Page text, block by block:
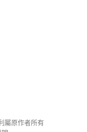
屬原作者所有